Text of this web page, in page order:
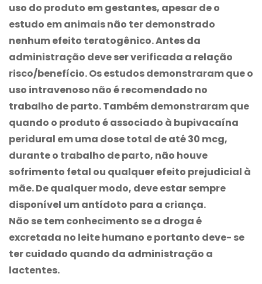
uso do produto em gestantes, apesar de o
estudo em animais não ter demonstrado
nenhum efeito teratogênico. Antes da
administração deve ser verificada a relação
risco/benefício. Os estudos demonstraram que o
uso intravenoso não é recomendado no
trabalho de parto. Também demonstraram que
quando o produto é associado à bupivacaína
peridural em uma dose total de até 30 mcg,
durante o trabalho de parto, não houve
sofrimento fetal ou qualquer efeito prejudicial à
mãe. De qualquer modo, deve estar sempre
disponível um antídoto para a criança.
Não se tem conhecimento se a droga é
excretada no leite humano e portanto deve- se
ter cuidado quando da administração a
lactentes.